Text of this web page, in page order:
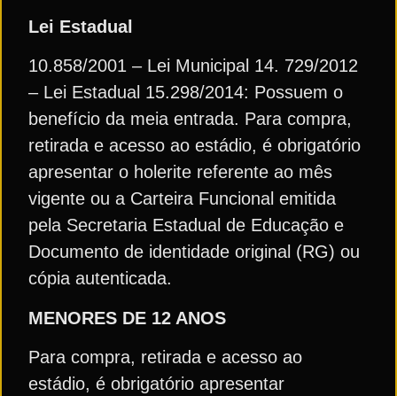
Lei Estadual
10.858/2001 – Lei Municipal 14. 729/2012
– Lei Estadual 15.298/2014: Possuem o
benefício da meia entrada. Para compra,
retirada e acesso ao estádio, é obrigatório
apresentar o holerite referente ao mês
vigente ou a Carteira Funcional emitida
pela Secretaria Estadual de Educação e
Documento de identidade original (RG) ou
cópia autenticada.
MENORES DE 12 ANOS
Para compra, retirada e acesso ao
estádio, é obrigatório apresentar